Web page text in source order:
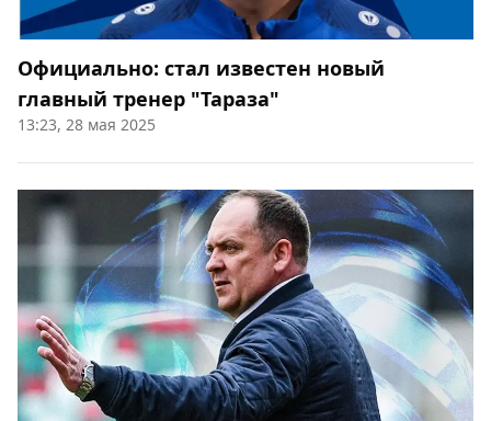
Официально: стал известен новый
главный тренер "Тараза"
13:23, 28 мая 2025